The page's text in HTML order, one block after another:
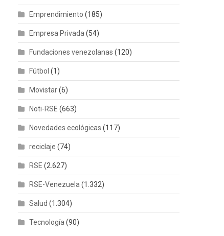
Emprendimiento (185)
Empresa Privada (54)
Fundaciones venezolanas (120)
Fútbol (1)
Movistar(6)
Noti-RSE (663)
Novedades ecológicas (117)
reciclaje (74)
RSE (2.627)
RSE-Venezuela (1.332)
Salud (1.304)
Tecnología (90)